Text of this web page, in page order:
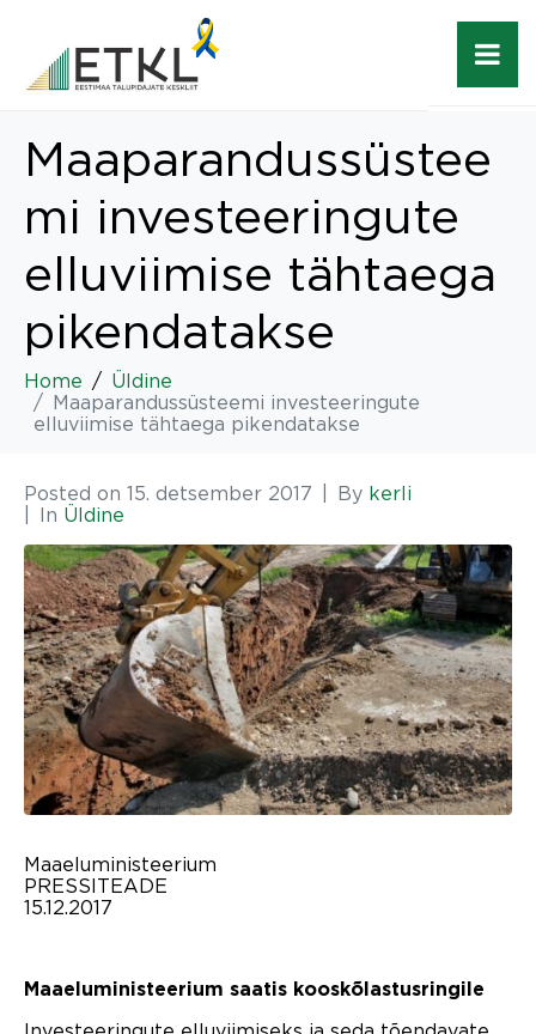
Maaparandussüstee
mi investeeringute
elluviimise tähtaega
pikendatakse
Home
Üldine
Maaparandussüsteemi investeeringute
elluviimise tähtaega pikendatakse
Posted on 15. detsember 2017 By kerli
In Üldine
Maaeluministeerium
PRESSITEADE
15.12.2017
Maaeluministeerium saatis kooskõlastusringile